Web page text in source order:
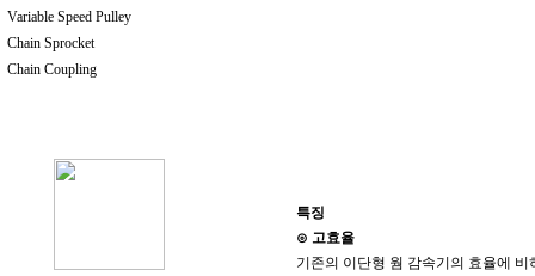
Variable Speed Pulley
Chain Sprocket
Chain Coupling
특징
⊙ 고효율
기존의 이단형 웜 감속기의 효율에